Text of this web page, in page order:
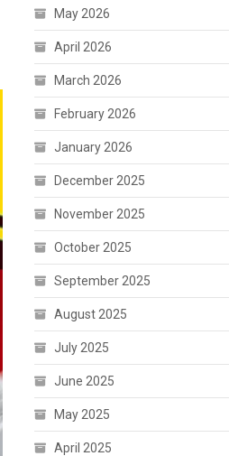
May 2026
April 2026
March 2026
February 2026
January 2026
December 2025
November 2025
October 2025
September 2025
August 2025
July 2025
June 2025
May 2025
April 2025